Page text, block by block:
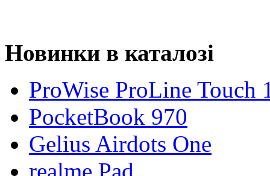
Новинки в каталозі
ProWise ProLine Touch
PocketBook 970
Gelius Airdots One